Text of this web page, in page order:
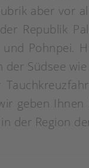
aber vor
Republik
und
Südsee
geben
der Region